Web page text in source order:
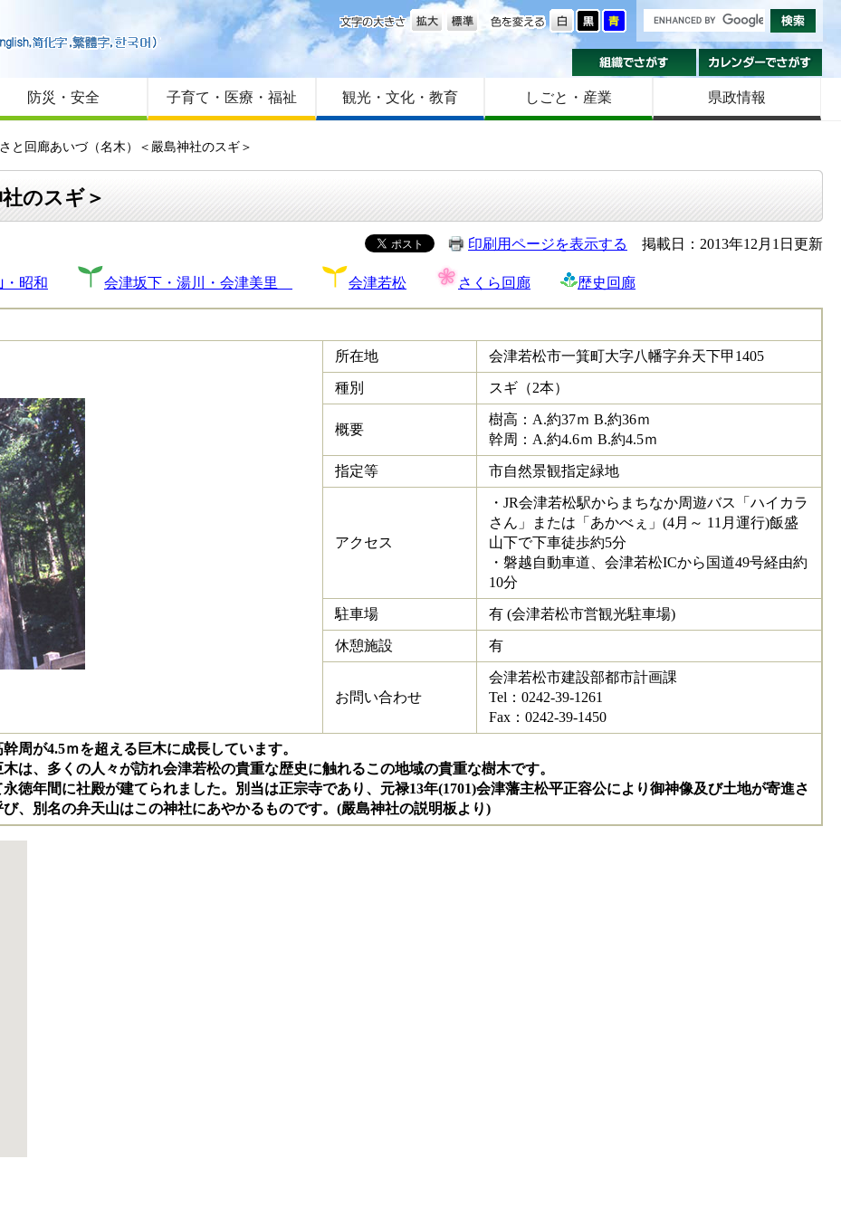
はじめての方へ
Foreign language
サイトマップ
色を変える
文字の大きさ
組織でさがす
防災・安全 子育て・医療・福祉 観光・文化・教育 しごと・産業 県政情報
と回廊あいづ（名木）＜嚴島神社のスギ＞
のスギ＞
印刷用ページを表示する 掲載日：2013年12月1日更新
・昭和 会津坂下・湯川・会津美里 会津若松 さくら回廊 歴史回廊
所在地 会津若松市一箕町大字八幡字弁天下甲1405
種別 スギ（2本）
概要
樹高：A.約37ｍ B.約36ｍ
幹周：A.約4.6ｍ B.約4.5ｍ
指定等 市自然景観指定緑地
アクセス
・JR会津若松駅からまちなか周遊バス「ハイカラ
さん」または「あかべぇ」(4月～ 11月運行)飯盛
山下で下車徒歩約5分
・磐越自動車道、会津若松ICから国道49号経由約
10分
駐車場 有 (会津若松市営観光駐車場)
休憩施設 有
お問い合わせ
会津若松市建設部都市計画課
Tel：0242-39-1261
Fax：0242-39-1450
周が4.5ｍを超える巨木に成長しています。
は、多くの人々が訪れ会津若松の貴重な歴史に触れるこの地域の貴重な樹木です。
徳年間に社殿が建てられました。別当は正宗寺であり、元禄13年(1701)会津藩主松平正容公により御神像及び土地が寄進さ
、別名の弁天山はこの神社にあやかるものです。(嚴島神社の説明板より)